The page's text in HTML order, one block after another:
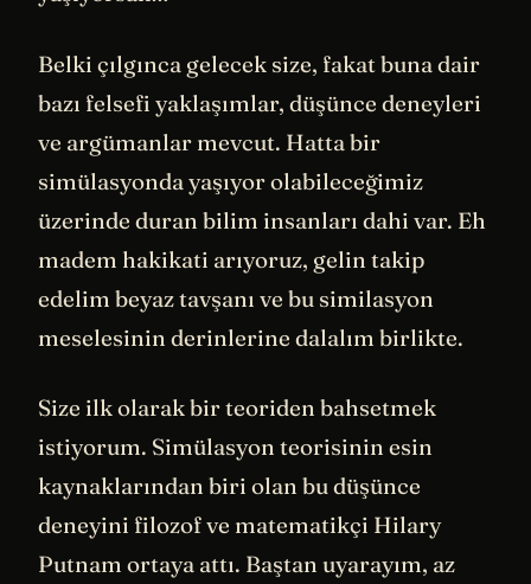
Belki çılgınca gelecek size, fakat buna dair
bazı felsefi yaklaşımlar, düşünce deneyleri
ve argümanlar mevcut. Hatta bir
simülasyonda yaşıyor olabileceğimiz
üzerinde duran bilim insanları dahi var. Eh
madem hakikati arıyoruz, gelin takip
edelim beyaz tavşanı ve bu similasyon
meselesinin derinlerine dalalım birlikte.
Size ilk olarak bir teoriden bahsetmek
istiyorum. Simülasyon teorisinin esin
kaynaklarından biri olan bu düşünce
deneyini filozof ve matematikçi Hilary
Putnam ortaya attı. Baştan uyarayım, az